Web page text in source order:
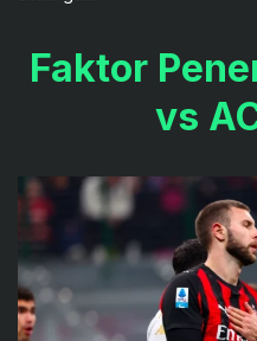
Faktor
vs